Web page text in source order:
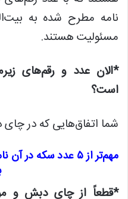
نامه مطرح شده به
مسئولیت هستند.
*الان عدد و رقم‌های
است؟
شما اتفاق‌هایی که در چای
مهم‌تر از ۵ عدد سکه
*قطعاً از چای دبش و